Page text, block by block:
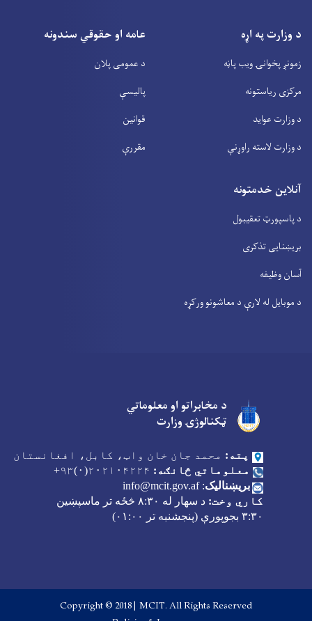
د وزارت په اړه
زمونږ پخوانۍ ویب پاڼه
مرکزی ریاستونه
د وزارت عواید
د وزارت لاسته راوړنې
عامه او حقوقي سندونه
د عمومی پلان
پالیسې
قوانین
مقررې
آنلاین خدمتونه
د پاسپورټ تعقیبول
بریښنایی تذکری
آسان وظیفه
د موبایل له لارې د معاشونو ورکړه
د مخابراتو او معلوماتي
ټکنالوژۍ وزارت
پته: محمد جان خان واټ، کابل، افغانستان
معلوماتي څانګه:
بریښنالیک:
info@mcit.gov.af
کاري وخت: د سهار له ۸:۳۰ څځه تر ماسپښین
۳:۳۰ بجوپورې (پنجشنبه تر ۰۱:۰۰)
Copyright © 2018 | MCIT. All Rights Reserved